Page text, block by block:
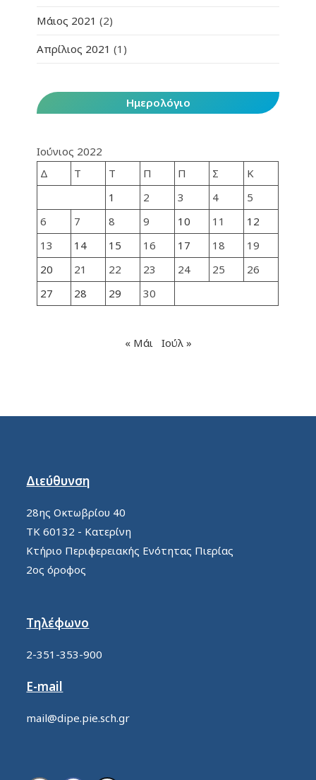
Μάιος 2021 (2)
Απρίλιος 2021 (1)
Ημερολόγιο
Ιούνιος 2022
Δ
Τ Τ Π Π Σ
Κ
1
2 3 4
5
6
7 8 9 10 11
12
13
14 15 16 17 18
19
20
21 22 23 24 25
26
27
28 29 30
« Μάι Ιούλ »
Διεύθυνση
28ης Οκτωβρίου 40
ΤΚ 60132 - Κατερίνη
Κτήριο Περιφερειακής Ενότητας Πιερίας
2ος όροφος
Τηλέφωνο
2-351-353-900
E-mail
mail@dipe.pie.sch.gr